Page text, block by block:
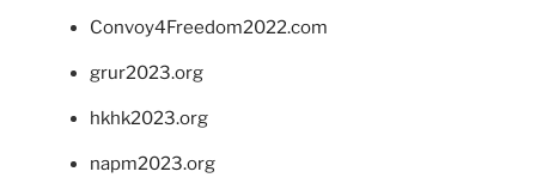
Convoy4Freedom2022.com
grur2023.org
hkhk2023.org
napm2023.org